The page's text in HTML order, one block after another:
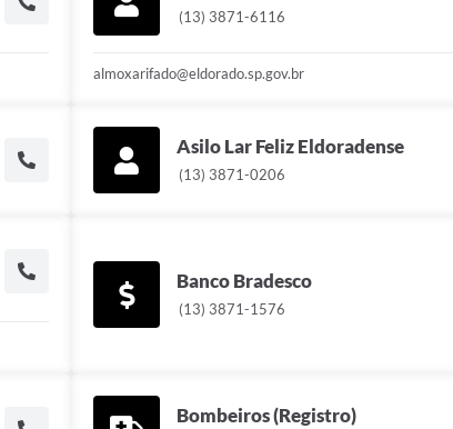
(13) 3871-6116
almoxarifado@eldorado.sp.gov.br
Asilo Lar Feliz Eldoradense
(13) 3871-0206
Banco Bradesco
(13) 3871-1576
Bombeiros (Registro)